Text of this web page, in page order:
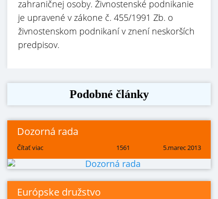
zahraničnej osoby. Živnostenské podnikanie
je upravené v zákone č. 455/1991 Zb. o
živnostenskom podnikaní v znení neskorších
predpisov.
Podobné články
Dozorná rada
Čítať viac 1561 5.marec 2013
Európske družstvo